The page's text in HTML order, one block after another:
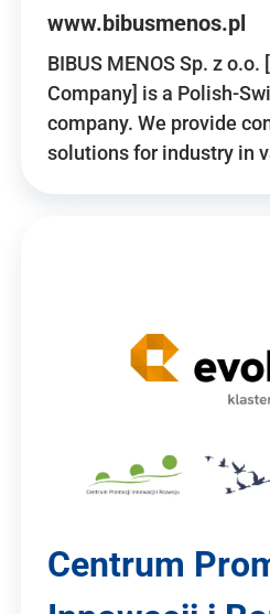
www.bibusmenos.pl
BIBUS MENOS Sp. z
Company] is a Polish-
company. We provide
solutions for industry in
Centrum